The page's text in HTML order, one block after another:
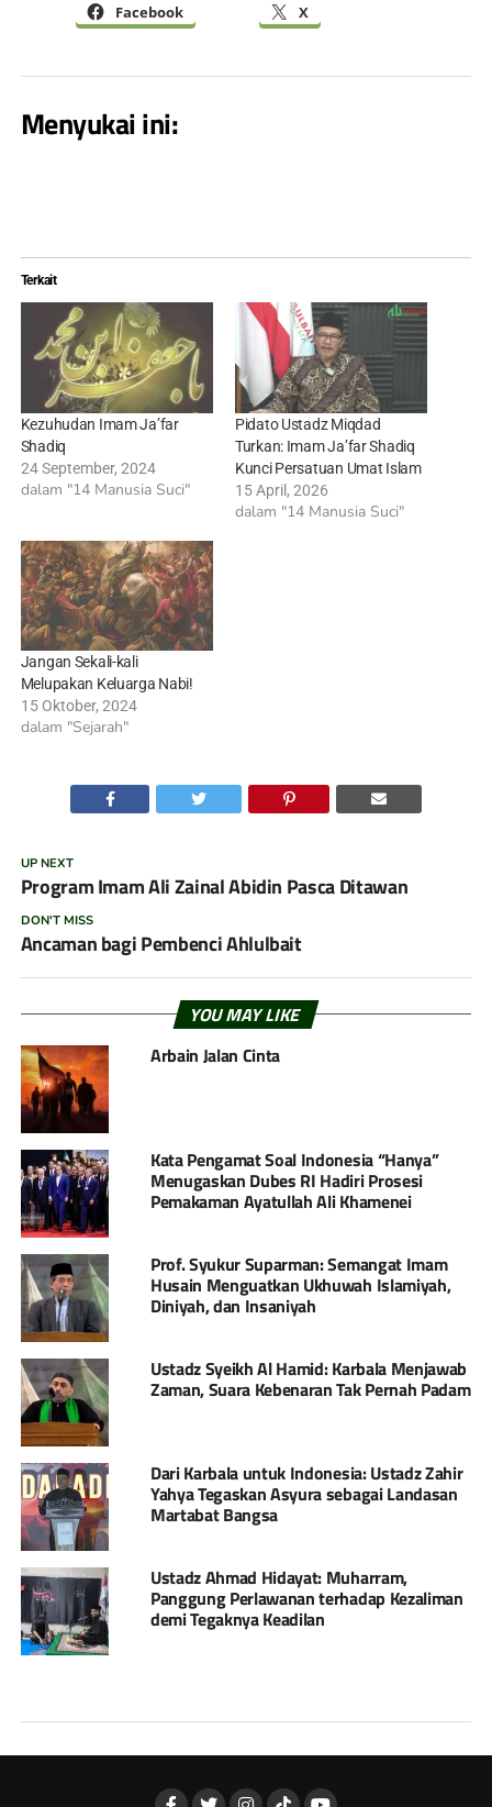
Facebook X
Menyukai ini:
Terkait
Kezuhudan Imam Ja’far
Shadiq
24 September, 2024
dalam "14 Manusia Suci"
Pidato Ustadz Miqdad
Turkan: Imam Ja’far Shadiq
Kunci Persatuan Umat Islam
15 April, 2026
dalam "14 Manusia Suci"
Jangan Sekali-kali
Melupakan Keluarga Nabi!
15 Oktober, 2024
dalam "Sejarah"
UP NEXT
Program Imam Ali Zainal Abidin Pasca Ditawan
DON'T MISS
Ancaman bagi Pembenci Ahlulbait
YOU MAY LIKE
Arbain Jalan Cinta
Kata Pengamat Soal Indonesia “Hanya”
Menugaskan Dubes RI Hadiri Prosesi
Pemakaman Ayatullah Ali Khamenei
Prof. Syukur Suparman: Semangat Imam
Husain Menguatkan Ukhuwah Islamiyah,
Diniyah, dan Insaniyah
Ustadz Syeikh Al Hamid: Karbala Menjawab
Zaman, Suara Kebenaran Tak Pernah Padam
Dari Karbala untuk Indonesia: Ustadz Zahir
Yahya Tegaskan Asyura sebagai Landasan
Martabat Bangsa
Ustadz Ahmad Hidayat: Muharram,
Panggung Perlawanan terhadap Kezaliman
demi Tegaknya Keadilan